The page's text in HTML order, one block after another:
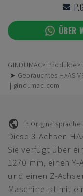
ÜBER
GINDUMAC Produkte
➤ Gebrauchtes HAAS
| gindumac.com
In Originalsprache
Diese 3-Achsen
Sie verfügt über
1270 mm, einen
und einen Z-
Maschine ist mit